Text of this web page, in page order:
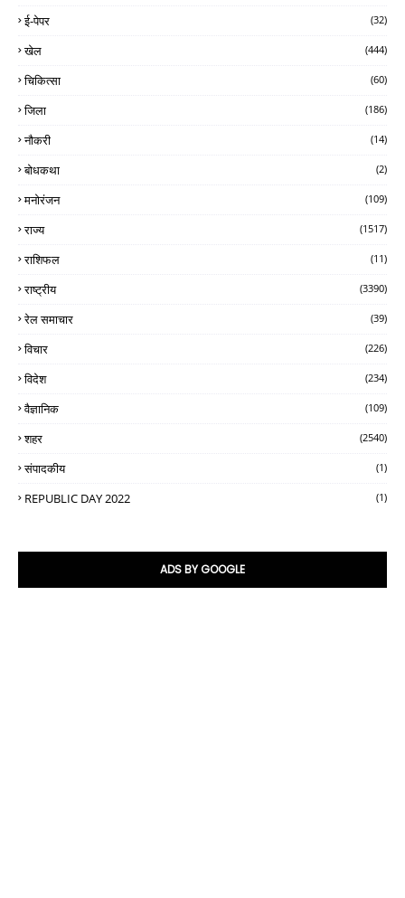
ई-पेपर (32)
खेल (444)
चिकित्सा (60)
जिला (186)
नौकरी (14)
बोधकथा (2)
मनोरंजन (109)
राज्य (1517)
राशिफल (11)
राष्ट्रीय (3390)
रेल समाचार (39)
विचार (226)
विदेश (234)
वैज्ञानिक (109)
शहर (2540)
संपादकीय (1)
REPUBLIC DAY 2022 (1)
ADS BY GOOGLE